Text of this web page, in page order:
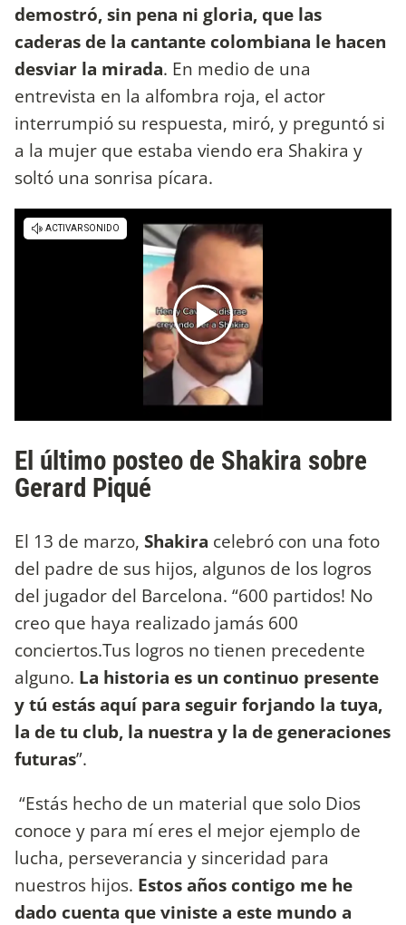
demostró, sin pena ni gloria, que las
caderas de la cantante colombiana le hacen
desviar la mirada. En medio de una
entrevista en la alfombra roja, el actor
interrumpió su respuesta, miró, y preguntó si
a la mujer que estaba viendo era Shakira y
soltó una sonrisa pícara.
El último posteo de Shakira sobre
Gerard Piqué
El 13 de marzo, Shakira celebró con una foto
del padre de sus hijos, algunos de los logros
del jugador del Barcelona. “600 partidos! No
creo que haya realizado jamás 600
conciertos.Tus logros no tienen precedente
alguno. La historia es un continuo presente
y tú estás aquí para seguir forjando la tuya,
la de tu club, la nuestra y la de generaciones
futuras”.
“Estás hecho de un material que solo Dios
conoce y para mí eres el mejor ejemplo de
lucha, perseverancia y sinceridad para
nuestros hijos. Estos años contigo me he
dado cuenta que viniste a este mundo a